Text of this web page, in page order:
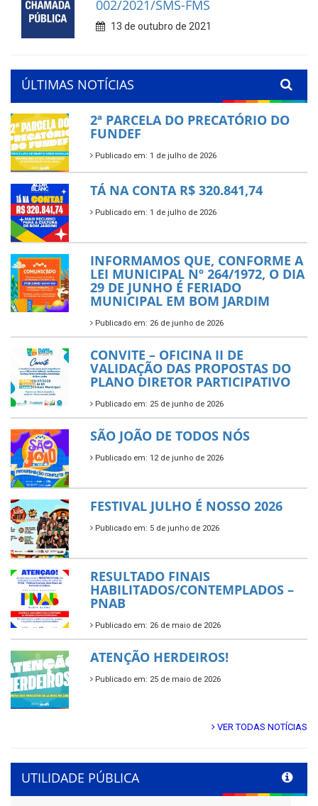
002/2021/SMS-FMS
13 de outubro de 2021
ÚLTIMAS NOTÍCIAS
2ª PARCELA DO PRECATÓRIO DO
FUNDEF
Publicado em: 1 de julho de 2026
TÁ NA CONTA R$ 320.841,74
Publicado em: 1 de julho de 2026
INFORMAMOS QUE, CONFORME A
LEI MUNICIPAL Nº 264/1972, O DIA
29 DE JUNHO É FERIADO
MUNICIPAL EM BOM JARDIM
Publicado em: 26 de junho de 2026
CONVITE – OFICINA II DE
VALIDAÇÃO DAS PROPOSTAS DO
PLANO DIRETOR PARTICIPATIVO
Publicado em: 25 de junho de 2026
SÃO JOÃO DE TODOS NÓS
Publicado em: 12 de junho de 2026
FESTIVAL JULHO É NOSSO 2026
Publicado em: 5 de junho de 2026
RESULTADO FINAIS
HABILITADOS/CONTEMPLADOS –
PNAB
Publicado em: 26 de maio de 2026
ATENÇÃO HERDEIROS!
Publicado em: 25 de maio de 2026
VER TODAS NOTÍCIAS
UTILIDADE PÚBLICA